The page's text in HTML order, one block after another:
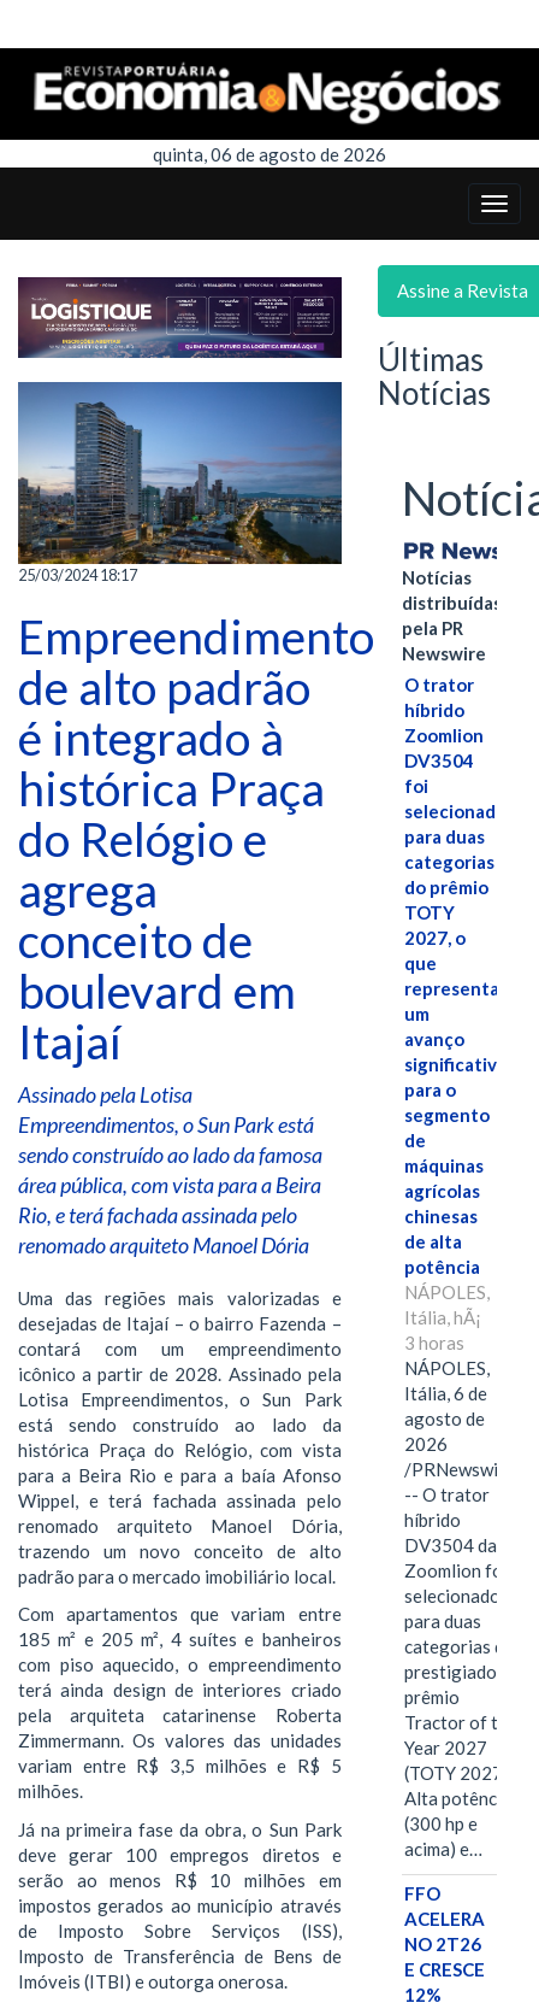
quinta, 06 de agosto de 2026
25/03/2024 18:17
Empreendimento
de alto padrão
é integrado à
histórica Praça
do Relógio e
agrega
conceito de
boulevard em
Itajaí
Assinado pela Lotisa
Empreendimentos, o Sun Park está
sendo construído ao lado da famosa
área pública, com vista para a Beira
Rio, e terá fachada assinada pelo
renomado arquiteto Manoel Dória
Uma das regiões mais valorizadas e
desejadas de Itajaí – o bairro Fazenda –
contará com um empreendimento
icônico a partir de 2028. Assinado pela
Lotisa Empreendimentos, o Sun Park
está sendo construído ao lado da
histórica Praça do Relógio, com vista
para a Beira Rio e para a baía Afonso
Wippel, e terá fachada assinada pelo
renomado arquiteto Manoel Dória,
trazendo um novo conceito de alto
padrão para o mercado imobiliário local.
Com apartamentos que variam entre
185 m² e 205 m², 4 suítes e banheiros
com piso aquecido, o empreendimento
terá ainda design de interiores criado
pela arquiteta catarinense Roberta
Zimmermann. Os valores das unidades
variam entre R$ 3,5 milhões e R$ 5
milhões.
Já na primeira fase da obra, o Sun Park
deve gerar 100 empregos diretos e
serão ao menos R$ 10 milhões em
impostos gerados ao município através
de Imposto Sobre Serviços (ISS),
Imposto de Transferência de Bens de
Imóveis (ITBI) e outorga onerosa.
Assine a Revista
Últimas
Notícias
Notícias
distribuídas
pela PR
Newswire
O trator
híbrido
Zoomlion
DV3504
foi
selecionado
para duas
categorias
do prêmio
TOTY
2027, o
que
representa
um
avanço
significativo
para o
segmento
de
máquinas
agrícolas
chinesas
de alta
potência
NÁPOLES,
Itália, hÃ¡
3 horas
NÁPOLES,
Itália, 6 de
agosto de
2026
/PRNewswire/
-- O trator
híbrido
DV3504 da
Zoomlion foi
selecionado
para duas
categorias do
prestigiado
prêmio
Tractor of the
Year 2027
(TOTY 2027:
Alta potência
(300 hp e
acima) e…
FFO
ACELERA
NO 2T26
E CRESCE
12%